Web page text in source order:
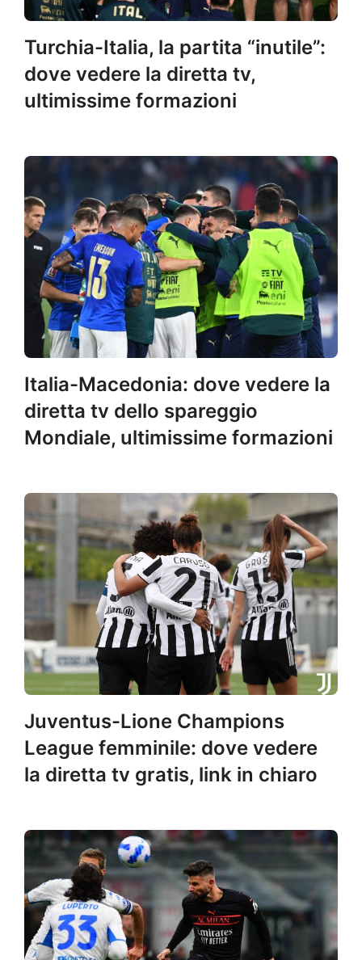
Turchia-Italia, la partita “inutile”:
dove vedere la diretta tv,
ultimissime formazioni
Italia-Macedonia: dove vedere la
diretta tv dello spareggio
Mondiale, ultimissime formazioni
Juventus-Lione Champions
League femminile: dove vedere
la diretta tv gratis, link in chiaro